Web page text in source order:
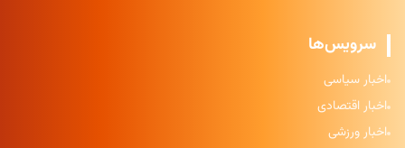
سرویس‌ها
اخبار سیاسی
اخبار اقتصادی
اخبار ورزشی